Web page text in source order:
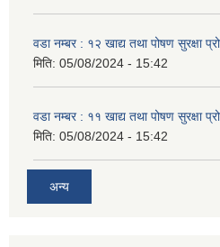
वडा नम्बर : १२ खाद्य तथा पोषण सुरक्षा
मिति: 05/08/2024 - 15:42
वडा नम्बर : ११ खाद्य तथा पोषण सुरक्षा
मिति: 05/08/2024 - 15:42
अन्य